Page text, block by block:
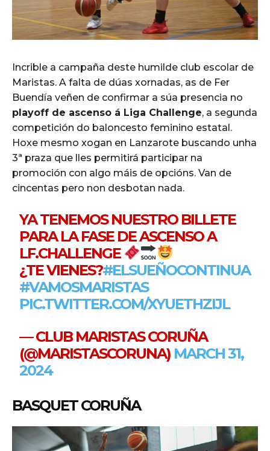
Incrible a campaña deste humilde club escolar de
Maristas. A falta de dúas xornadas, as de Fer
Buendía veñen de confirmar a súa presencia no
playoff de ascenso á Liga Challenge, a segunda
competición do baloncesto feminino estatal.
Hoxe mesmo xogan en Lanzarote buscando unha
3ª praza que lles permitirá participar na
promoción con algo máis de opcións. Van de
cincentas pero non desbotan nada.
YA TENEMOS NUESTRO BILLETE
PARA LA FASE DE ASCENSO A
LF.CHALLENGE
¿TE VIENES?#ELSUEÑOCONTINUA
#VAMOSMARISTAS
PIC.TWITTER.COM/XYUETHZIJL
— CLUB MARISTAS CORUÑA
(@MARISTASCORUNA) MARCH 31,
2024
BASQUET CORUÑA